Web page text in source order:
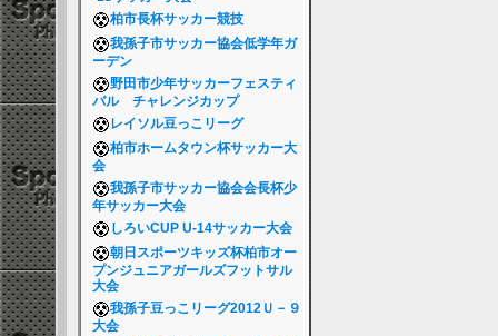
柏市長杯サッカー競技
我孫子市サッカー協会低学年ガ
ーデン
野田市少年サッカーフェスティ
バル チャレンジカップ
レイソル豆っこリーグ
柏市ホームタウン杯サッカー大
会
我孫子市サッカー協会会長杯少
年サッカー大会
しろいCUP U-14サッカー大会
朝日スポーツキッズ杯柏市オー
プンジュニアガールズフットサル
大会
我孫子豆っこリーグ2012Ｕ－９
大会